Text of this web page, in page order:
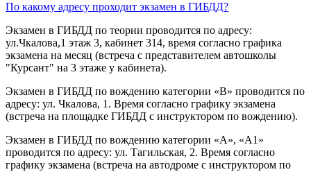
По какому адресу проходит экзамен в ГИБДД?
Экзамен в ГИБДД по теории проводится по адресу:
ул.Чкалова,1 этаж 3, кабинет 314, время согласно графика
экзамена на месяц (встреча с представителем автошколы
"Курсант" на 3 этаже у кабинета).
Экзамен в ГИБДД по вождению категории «B» проводится по
адресу: ул. Чкалова, 1. Время согласно графику экзамена
(встреча на площадке ГИБДД с инструктором по вождению).
Экзамен в ГИБДД по вождению категории «A», «A1»
проводится по адресу: ул. Тагильская, 2. Время согласно
графику экзамена (встреча на автодроме с инструктором по